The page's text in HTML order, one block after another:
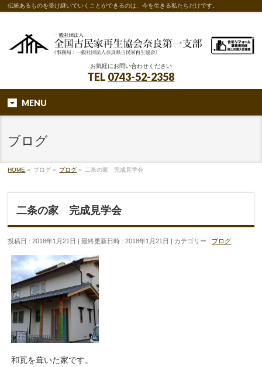
伝統あるものを受け継いでいくことができるのは、今を生きる私たちだけです。
お気軽にお問い合わせください
TEL 0743-52-2358
MENU
ブログ
HOME » ブログ » ブログ » 二条の家 完成見学会
二条の家 完成見学会
投稿日 : 2018年1月21日 最終更新日時 : 2018年1月21日 カテゴリー : ブログ
和瓦を葺いた家です。